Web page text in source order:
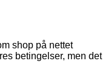
shop på nettet
betingelser, men det